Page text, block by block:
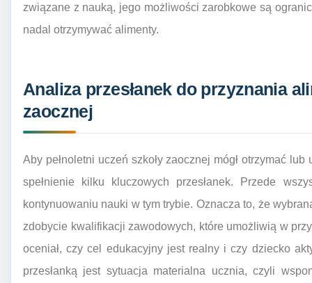
związane z nauką, jego możliwości zarobkowe są
nadal otrzymywać alimenty.
Analiza przesłanek do przyznania
zaocznej
Aby pełnoletni uczeń szkoły zaocznej mógł otrzymać
spełnienie kilku kluczowych przesłanek. Przede
kontynuowaniu nauki w tym trybie. Oznacza to, że
zdobycie kwalifikacji zawodowych, które umożliwią w
oceniał, czy cel edukacyjny jest realny i czy dziecko
przesłanką jest sytuacja materialna ucznia, czyli